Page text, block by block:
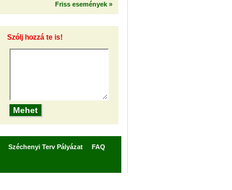
Friss események »
Szólj hozzá te is!
Széchenyi Terv Pályázat FAQ